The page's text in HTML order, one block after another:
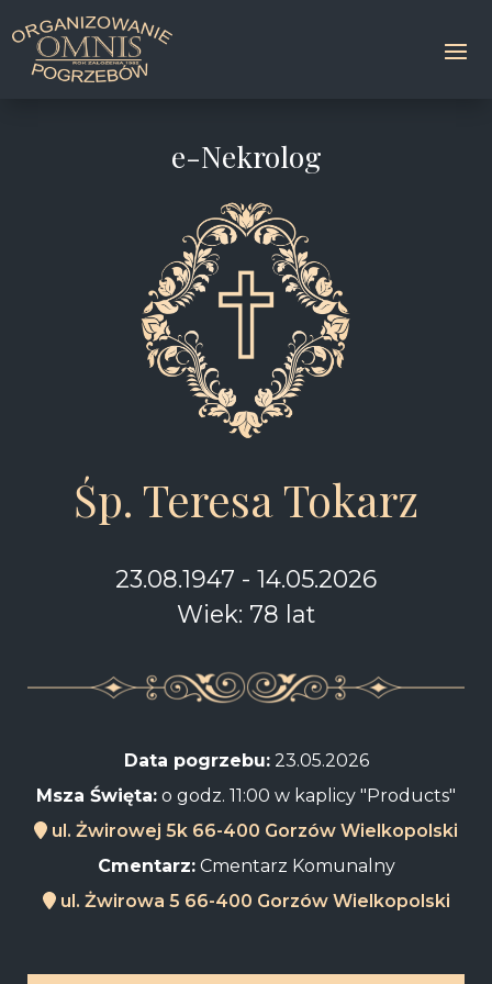
e-Nekrolog
Śp. Teresa Tokarz
23.08.1947 - 14.05.2026
Wiek: 78 lat
Data pogrzebu:23.05.2026
Msza Święta: o godz. 11:00 w kaplicy "Products"
ul. Żwirowej 5k 66-400 Gorzów Wielkopolski
Cmentarz:Cmentarz Komunalny
ul. Żwirowa 5 66-400 Gorzów Wielkopolski